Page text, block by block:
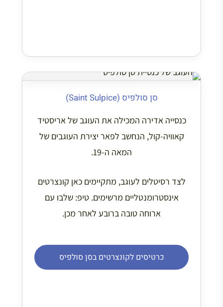
סן סולפיס (Saint Sulpice)
כנסייה אדירה המכילה את העוגב של אריסטיד
קאוויה-קול, הנחשב לפאר יצירת העוגבים של
המאה ה-19.
לצד רסיטלים לעוגב, מתקיימים כאן קונצרטים
אינסטרומנטליים מרשימים. טיפ: שלבו עם
ארוחה טובה ברובע לאחר מכן.
כרטיסים לקונצרטים בסן סולפיס